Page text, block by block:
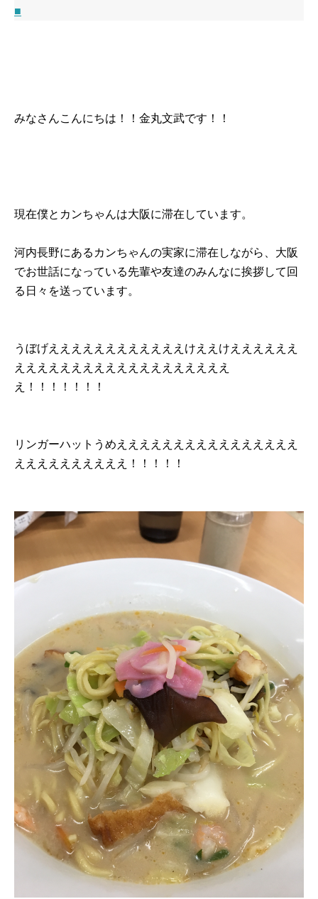
■
みなさんこんにちは！！金丸文武です！！
現在僕とカンちゃんは大阪に滞在しています。
河内長野にあるカンちゃんの実家に滞在しながら、大阪
でお世話になっている先輩や友達のみんなに挨拶して回
る日々を送っています。
うぼげええええええええええええけええけええええええ
えええええええええええええええええええ
え！！！！！！！
リンガーハットうめええええええええええええええええ
ええええええええええ！！！！！